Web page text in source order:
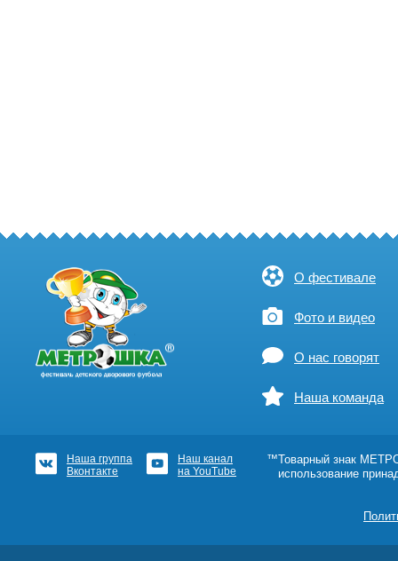
О фестивале
Фото и видео
О нас говорят
Наша команда
Наша группа
Вконтакте
Наш канал
на YouTube
™Товарный знак
использование